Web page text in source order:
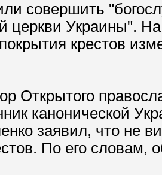
совершить
церкви Украины".
крестов
Открытого
канонической
заявил, что не
По его словам,